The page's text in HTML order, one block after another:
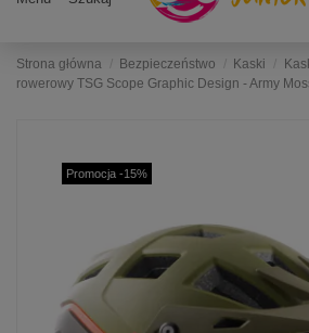
Strona główna Bezpieczeństwo Kaski
rowerowy TSG Scope Graphic Design - Army
Promocja -15%